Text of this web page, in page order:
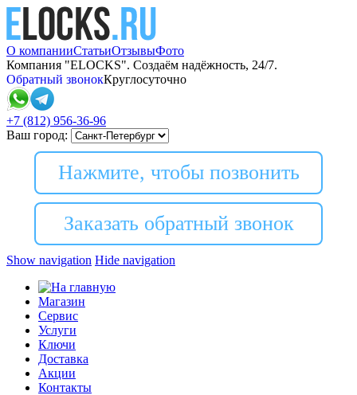
О компанииСтатьиОтзывыФото
Компания "ELOCKS". Создаём надёжность, 24/7.
Обратный звонокКруглосуточно
+7 (812) 956-36-96
Ваш город:
Нажмите, чтобы позвонить
Заказать обратный звонок
Show navigation Hide navigation
Магазин
Сервис
Услуги
Ключи
Доставка
Акции
Контакты